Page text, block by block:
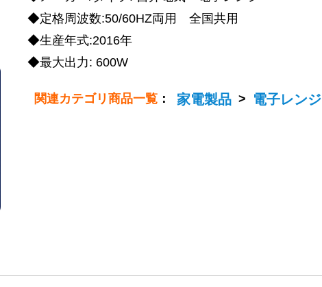
◆定格周波数:50/60HZ両用 全国共用
◆生産年式:2016年
◆最大出力: 600W
関連カテゴリ商品一覧 ： 家電製品 > 電子レンジ